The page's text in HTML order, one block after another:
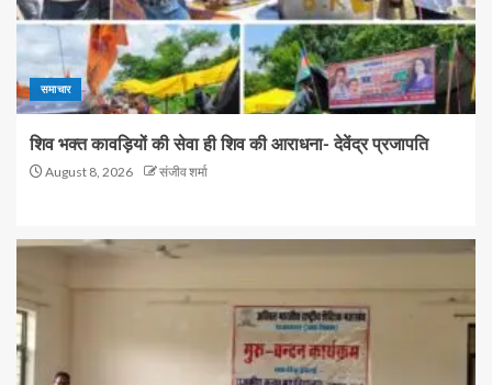
समाचार
शिव भक्त कावड़ियों की सेवा ही शिव की आराधना- देवेंद्र प्रजापति
August 8, 2026 संजीव शर्मा